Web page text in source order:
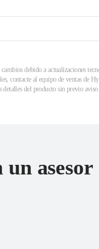
debido a actualizaciones
contacte al equipo de ventas de
detalles del producto sin previo aviso.
asesor